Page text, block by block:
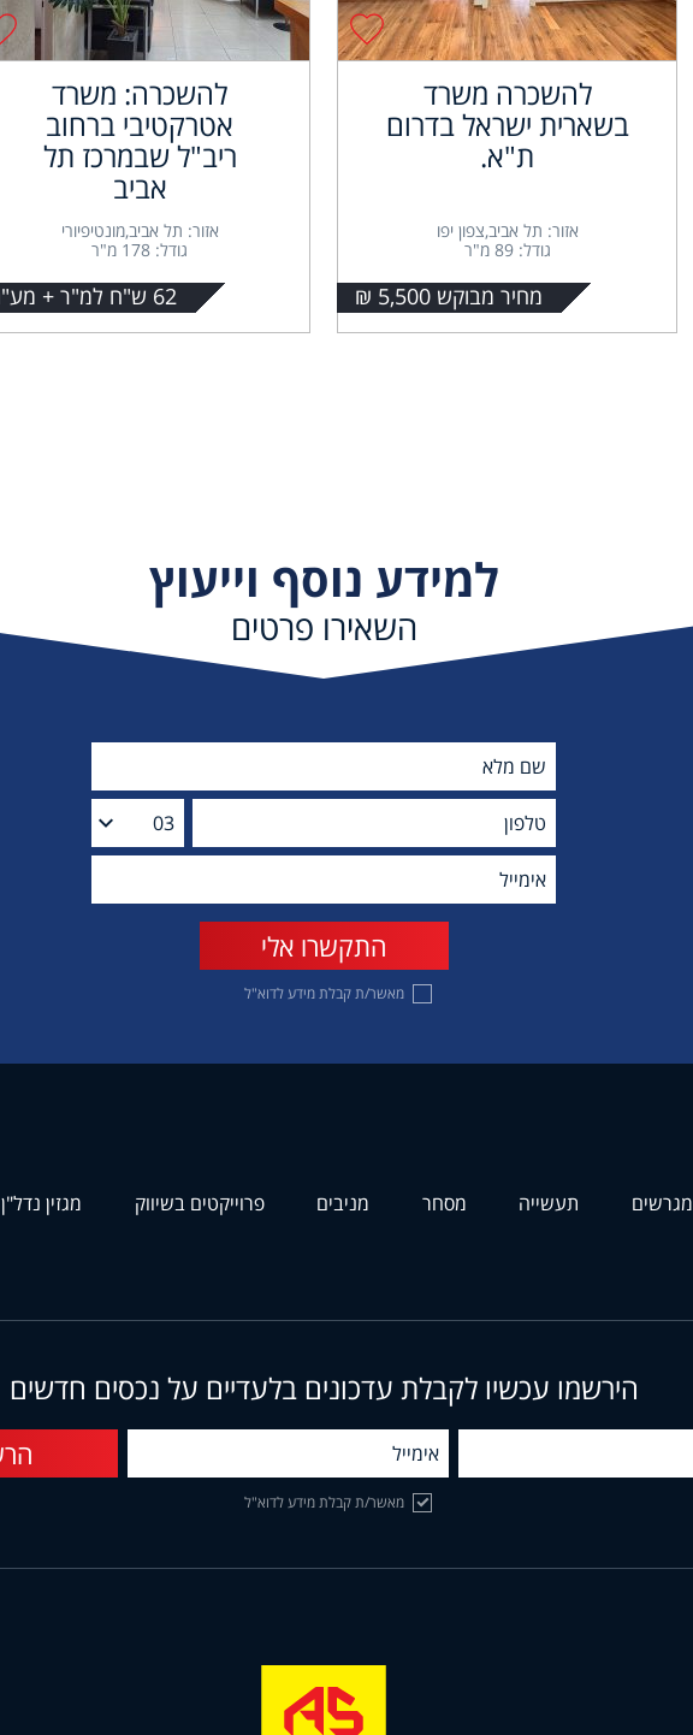
להשכרה משרד
בשארית ישראל בדרום
ת"א.
אזור: תל אביב,צפון יפו
גודל: 89 מ"ר
מחיר מבוקש 5,500 ₪
להשכרה: משרד
אטרקטיבי ברחוב
ריב"ל שבמרכז תל
אביב
אזור: תל אביב,מונטיפיורי
גודל: 178 מ"ר
62 ש"ח למ"ר + מע"מ
למידע נוסף וייעוץ
השאירו פרטים
מאשר/ת קבלת מידע לדוא"ל
מגרשים תעשייה מסחר מניבים פרוייקטים בשיווק מגזין נדל"ן
הירשמו עכשיו לקבלת עדכונים בלעדיים על נכסים חדשים
מאשר/ת קבלת מידע לדוא"ל